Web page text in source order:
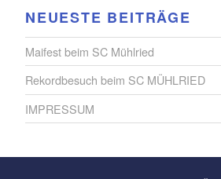
NEUESTE BEITRÄGE
Maifest beim SC Mühlried
Rekordbesuch beim SC MÜHLRIED
IMPRESSUM